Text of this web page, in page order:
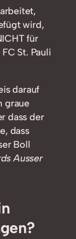
wird,
für
St. Pauli
darauf
graue
dass der
dass
Boll
Ausser